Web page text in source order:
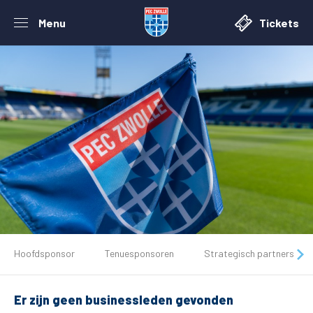
Menu Tickets
Tickets
Matchdays
Hoofdsponsor Tenuesponsoren Strategisch partners
Er zijn geen businessleden gevonden